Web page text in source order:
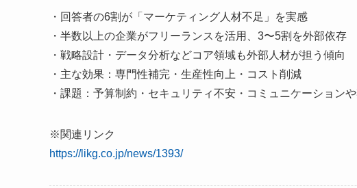
・回答者の6割が「マーケティング人材不足」を実感
・半数以上の企業がフリーランスを活用、3〜5割を外部依存
・戦略設計・データ分析などコア領域も外部人材が担う傾向
・主な効果：専門性補完・生産性向上・コスト削減
・課題：予算制約・セキュリティ不安・コミュニケーション
※関連リンク
https://likg.co.jp/news/1393/